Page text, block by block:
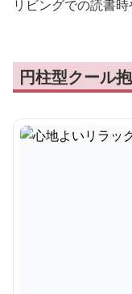
リビングでの読書時
円柱型クール